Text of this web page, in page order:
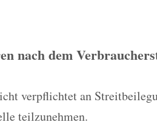
nach dem
verpflichtet an
teilzunehmen.